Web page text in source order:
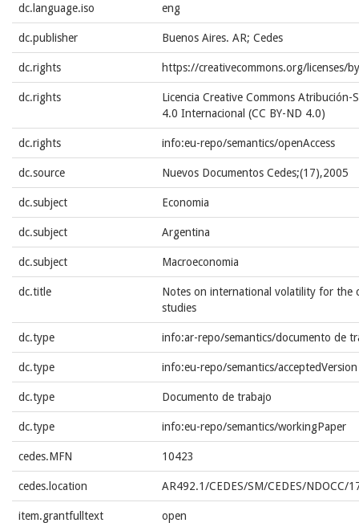
dc.language.iso eng
dc.publisher Buenos Aires. AR; Cedes
dc.rights https://creativecommons.org/licenses/
dc.rights
Licencia Creative Commons Atribución-
4.0 Internacional (CC BY-ND 4.0)
dc.rights info:eu-repo/semantics/openAccess
dc.source Nuevos Documentos Cedes;(17),2005
dc.subject Economia
dc.subject Argentina
dc.subject Macroeconomia
dc.title
Notes on international volatility for the
studies
dc.type info:ar-repo/semantics/documento de
dc.type info:eu-repo/semantics/acceptedVersion
dc.type Documento de trabajo
dc.type info:eu-repo/semantics/workingPaper
cedes.MFN 10423
cedes.location AR492.1/CEDES/SM/CEDES/NDOCC/
item.grantfulltext open